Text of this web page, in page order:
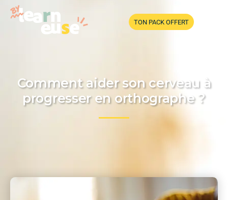
TON PACK OFFERT
Comment aider son cerveau à
progresser en orthographe ?